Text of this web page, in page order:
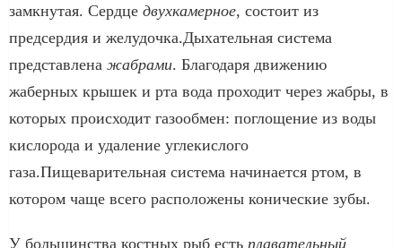
замкнутая. Сердце двухкамерное, состоит из
предсердия и желудочка.Дыхательная система
представлена жабрами. Благодаря движению
жаберных крышек и рта вода проходит через жабры, в
которых происходит газообмен: поглощение из воды
кислорода и удаление углекислого
газа.Пищеварительная система начинается ртом, в
котором чаще всего расположены конические зубы.
У большинства костных рыб есть плавательный